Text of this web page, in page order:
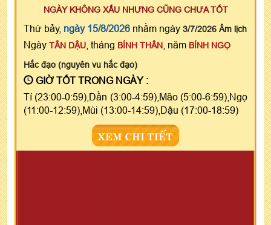
NGÀY KHÔNG XẤU NHƯNG CŨNG CHƯA TỐT
Thứ bảy, ngày 15/8/2026 nhằm ngày 3/7/2026 Âm lịch
Ngày TÂN DẬU , tháng BÍNH THÂN , năm BÍNH NGỌ
Hắc đạo (nguyên vu hắc đạo)
GIỜ TỐT TRONG NGÀY :
Tí (23:00-0:59),Dần (3:00-4:59),Mão (5:00-6:59),Ngọ
(11:00-12:59),Mùi (13:00-14:59),Dậu (17:00-18:59)
XEM CHI TIẾT